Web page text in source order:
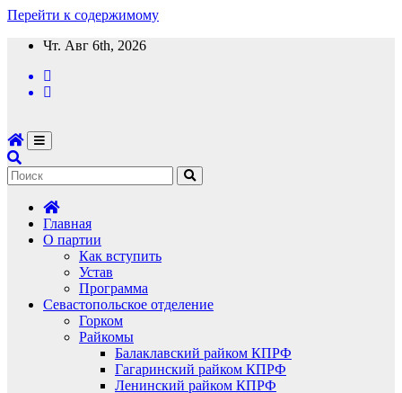
Перейти к содержимому
Чт. Авг 6th, 2026
Главная
О партии
Как вступить
Устав
Программа
Севастопольское отделение
Горком
Райкомы
Балаклавский райком КПРФ
Гагаринский райком КПРФ
Ленинский райком КПРФ